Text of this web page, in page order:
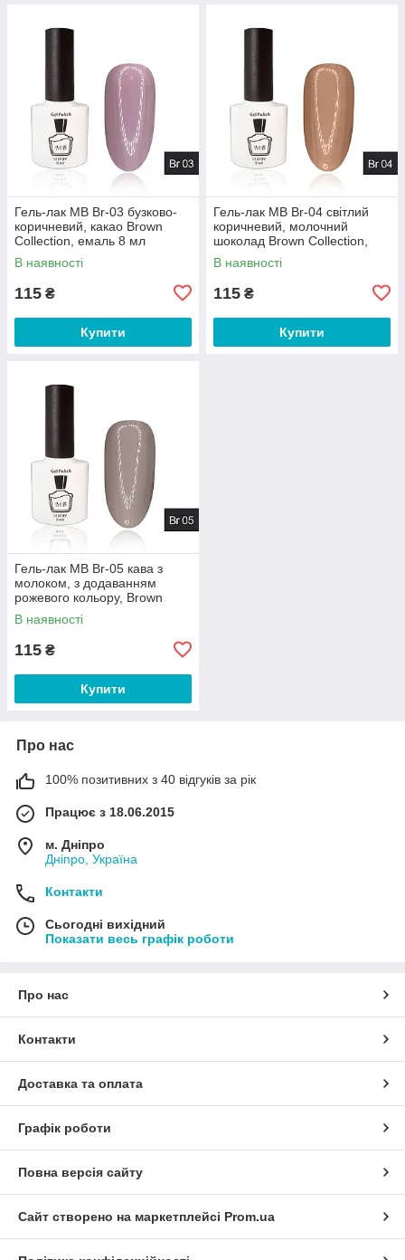
Гель-лак MB Br-03 бузково-
коричневий, какао Brown
Collection, емаль 8 мл
В наявності
115 ₴
Купити
Гель-лак MB Br-04 світлий
коричневий, молочний
шоколад Brown Collection,
емаль 8 мл
В наявності
115 ₴
Купити
Гель-лак MB Br-05 кава з
молоком, з додаванням
рожевого кольору, Brown
Collection, емаль 8 мл
В наявності
115 ₴
Купити
Про нас
100% позитивних з 40 відгуків за рік
Працює з 18.06.2015
м. Дніпро
Дніпро, Україна
Контакти
Сьогодні вихідний
Показати весь графік роботи
Про нас
Контакти
Доставка та оплата
Графік роботи
Повна версія сайту
Сайт створено на маркетплейсі Prom.ua